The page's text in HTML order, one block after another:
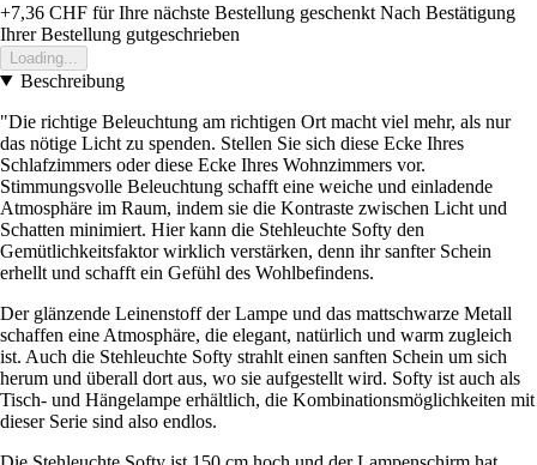
+7,36 CHF für Ihre nächste Bestellung geschenkt Nach Bestätigung
Ihrer Bestellung gutgeschrieben
Loading...
Beschreibung
"Die richtige Beleuchtung am richtigen Ort macht viel mehr, als nur
das nötige Licht zu spenden. Stellen Sie sich diese Ecke Ihres
Schlafzimmers oder diese Ecke Ihres Wohnzimmers vor.
Stimmungsvolle Beleuchtung schafft eine weiche und einladende
Atmosphäre im Raum, indem sie die Kontraste zwischen Licht und
Schatten minimiert. Hier kann die Stehleuchte Softy den
Gemütlichkeitsfaktor wirklich verstärken, denn ihr sanfter Schein
erhellt und schafft ein Gefühl des Wohlbefindens.
Der glänzende Leinenstoff der Lampe und das mattschwarze Metall
schaffen eine Atmosphäre, die elegant, natürlich und warm zugleich
ist. Auch die Stehleuchte Softy strahlt einen sanften Schein um sich
herum und überall dort aus, wo sie aufgestellt wird. Softy ist auch als
Tisch- und Hängelampe erhältlich, die Kombinationsmöglichkeiten mit
dieser Serie sind also endlos.